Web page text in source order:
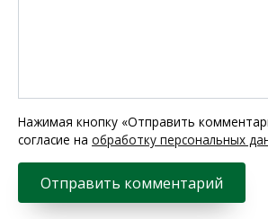
Нажимая кнопку «Отправить
согласие на обработку персональных